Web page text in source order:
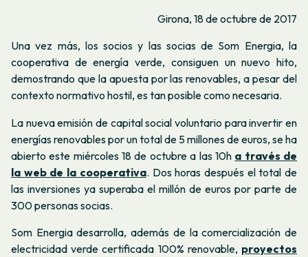
Girona, 18 de octubre de 2017
Una vez más, los socios y las socias de Som Energia, la
cooperativa de energía verde, consiguen un nuevo hito,
demostrando que la apuesta por las renovables, a pesar del
contexto normativo hostil, es tan posible como necesaria.
La nueva emisión de capital social voluntario para invertir en
energías renovables por un total de 5 millones de euros, se ha
abierto este miércoles 18 de octubre a las 10h a través de
la web de la cooperativa. Dos horas después el total de
las inversiones ya superaba el millón de euros por parte de
300 personas socias.
Som Energia desarrolla, además de la comercialización de
electricidad verde certificada 100% renovable, proyectos